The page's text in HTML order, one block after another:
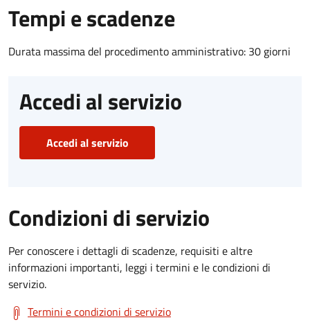
Tempi e scadenze
Durata massima del procedimento amministrativo: 30 giorni
Accedi al servizio
Accedi al servizio
Condizioni di servizio
Per conoscere i dettagli di scadenze, requisiti e altre
informazioni importanti, leggi i termini e le condizioni di
servizio.
Termini e condizioni di servizio